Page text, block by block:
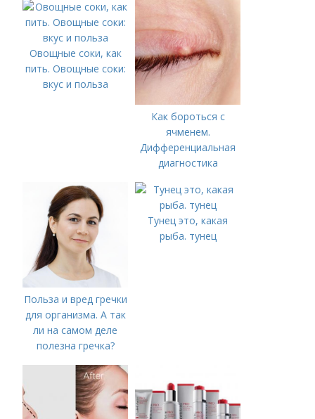
Овощные соки, как
пить. Овощные соки:
вкус и польза
Как бороться с
ячменем.
Дифференциальная
диагностика
Польза и вред гречки
для организма. А так
ли на самом деле
полезна гречка?
Тунец это, какая
рыба. тунец